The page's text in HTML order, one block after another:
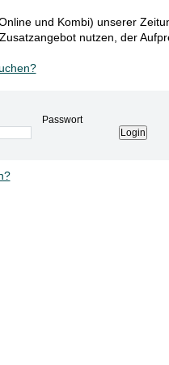
und Kombi) unserer
nutzen, der
Passwort